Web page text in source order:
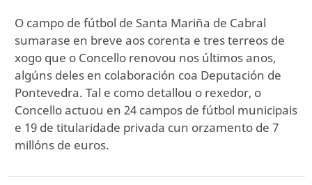
O campo de fútbol de Santa Mariña de Cabral
sumarase en breve aos corenta e tres terreos de
xogo que o Concello renovou nos últimos anos,
algúns deles en colaboración coa Deputación de
Pontevedra. Tal e como detallou o rexedor, o
Concello actuou en 24 campos de fútbol municipais
e 19 de titularidade privada cun orzamento de 7
millóns de euros.